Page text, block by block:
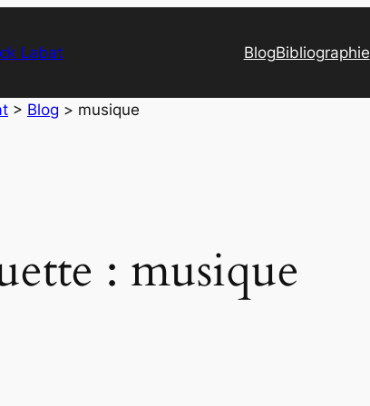
Labat BlogBibliographie
> Blog > musique
: musique